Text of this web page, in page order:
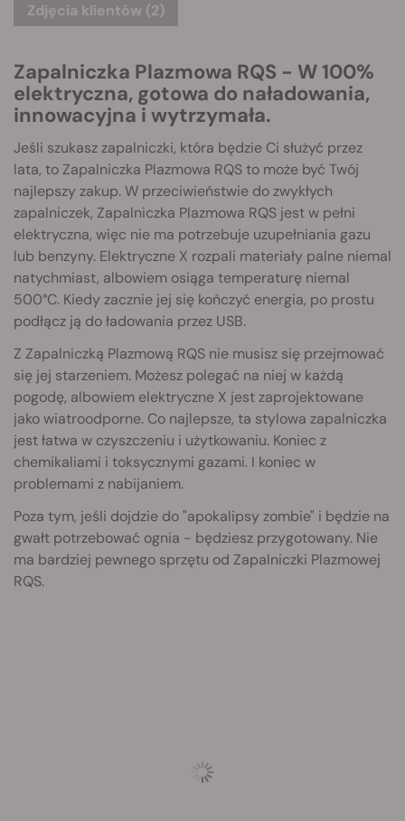
Zdjęcia klientów (2)
Zapalniczka Plazmowa RQS - W 100%
elektryczna, gotowa do naładowania,
innowacyjna i wytrzymała.
Jeśli szukasz zapalniczki, która będzie Ci służyć przez
lata, to Zapalniczka Plazmowa RQS to może być Twój
najlepszy zakup. W przeciwieństwie do zwykłych
zapalniczek, Zapalniczka Plazmowa RQS jest w pełni
elektryczna, więc nie ma potrzebuje uzupełniania gazu
lub benzyny. Elektryczne X rozpali materiały palne niemal
natychmiast, albowiem osiąga temperaturę niemal
500°C. Kiedy zacznie jej się kończyć energia, po prostu
podłącz ją do ładowania przez USB.
Z Zapalniczką Plazmową RQS nie musisz się przejmować
się jej starzeniem. Możesz polegać na niej w każdą
pogodę, albowiem elektryczne X jest zaprojektowane
jako wiatroodporne. Co najlepsze, ta stylowa zapalniczka
jest łatwa w czyszczeniu i użytkowaniu. Koniec z
chemikaliami i toksycznymi gazami. I koniec w
problemami z nabijaniem.
Poza tym, jeśli dojdzie do "apokalipsy zombie" i będzie na
gwałt potrzebować ognia - będziesz przygotowany. Nie
ma bardziej pewnego sprzętu od Zapalniczki Plazmowej
RQS.